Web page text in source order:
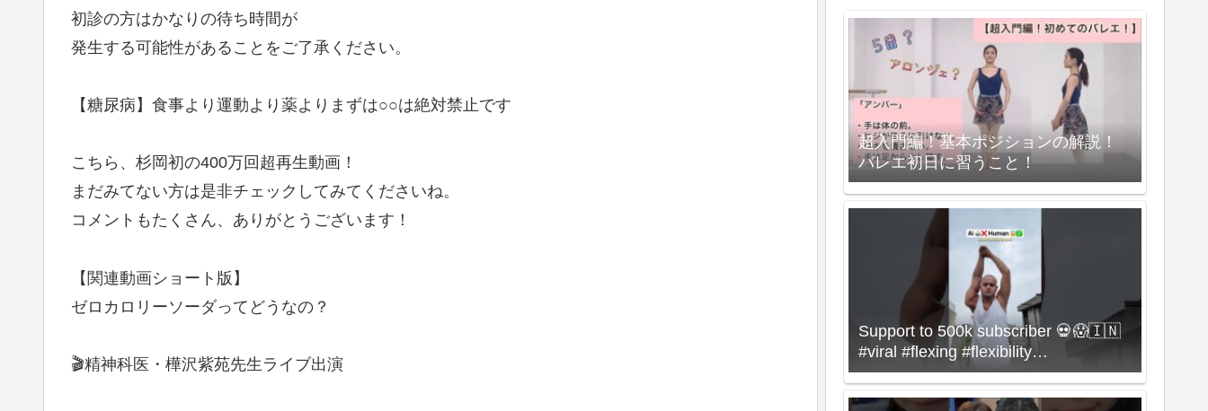
初診の方はかなりの待ち時間が
発生する可能性があることをご了承ください。
【糖尿病】食事より運動より薬よりまずは○○は絶対禁止です
こちら、杉岡初の400万回超再生動画！
まだみてない方は是非チェックしてみてくださいね。
コメントもたくさん、ありがとうございます！
【関連動画ショート版】
ゼロカロリーソーダってどうなの？
🎬精神科医・樺沢紫苑先生ライブ出演
超入門編！基本ポジションの解説！
バレエ初日に習うこと！
Support to 500k subscriber 💀😱🇮🇳
#viral #flexing #flexibility
#bonebreaking #dance #omg